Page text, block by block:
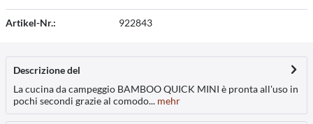
Artikel-Nr.: 922843
Descrizione del
La cucina da campeggio BAMBOO QUICK MINI è pronta all'uso in
pochi secondi grazie al comodo... mehr